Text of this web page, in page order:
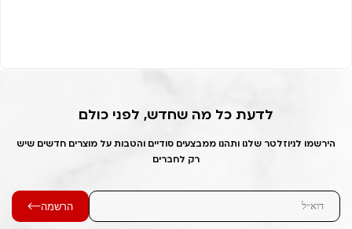
לדעת כל מה שחדש, לפני כולם
הירשמו לניוזלטר שלנו ותהנו ממבצעים סודיים והטבות על מוצרים חדשים שיש
רק לחברים
הרשמה